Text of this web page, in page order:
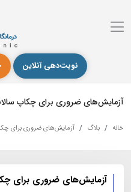
نوبت‌دهی آنلاین
آزمایش‌های ضروری برای چکاپ سالانه
خانه بلاگ آزمایش‌های ضروری برای چکاپ
آزمایش‌های ضروری برای چکاپ